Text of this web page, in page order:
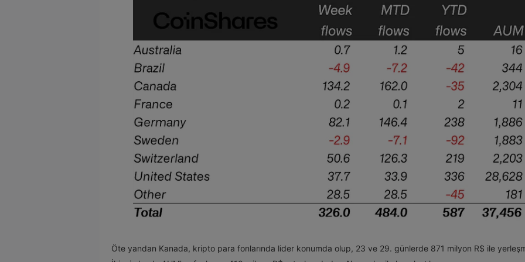
Öte yandan Kanada, kripto para fonlarında lider konumda olup, 23 ve 29. günlerde 871 milyon R$ ile